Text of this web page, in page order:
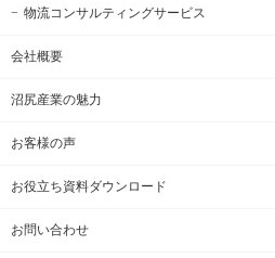
物流コンサルティングサービス
会社概要
沼尻産業の魅力
お客様の声
お役立ち資料ダウンロード
お問い合わせ